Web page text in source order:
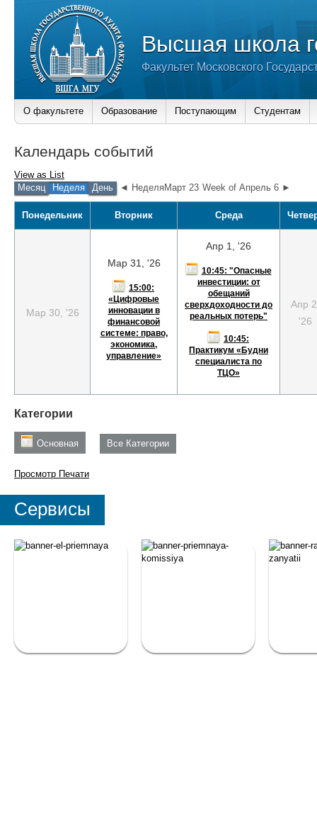
Высшая школа
Факультет Московского
О факультете Образование Поступающим Студентам
Календарь событий
View as List
Месяц
Неделя День ◄ НеделяМарт 23 Week of Апрель 6 ►
Понедельник Вторник Среда
Мар 30, '26
Мар 31, '26
15:00:
«Цифровые
инновации в
финансовой
системе: право,
экономика,
управление»
Апр 1, '26
10:45: "Опасные
инвестиции: от
обещаний
сверхдоходности до
реальных потерь"
10:45:
Практикум «Будни
специалиста по
ТЦО»
Апр
'26
Категории
Основная Все Категории
Просмотр Печати
Сервисы